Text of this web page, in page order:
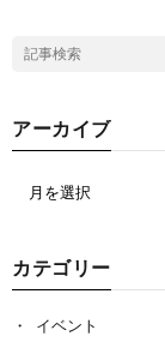
アーカイブ
カテゴリー
イベント